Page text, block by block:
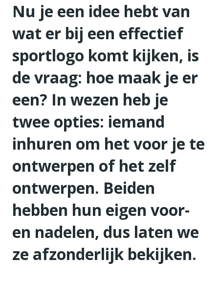
Nu je een idee hebt van
wat er bij een effectief
sportlogo komt kijken, is
de vraag: hoe maak je er
een? In wezen heb je
twee opties: iemand
inhuren om het voor je te
ontwerpen of het zelf
ontwerpen. Beiden
hebben hun eigen voor-
en nadelen, dus laten we
ze afzonderlijk bekijken.